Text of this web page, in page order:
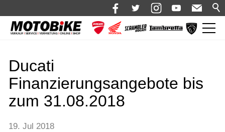
Aktuelles
Termine & Veranstaltungen
Shop 🛒
Bikes
Ducati
Finanzierungsangebote bis
zum 31.08.2018
19. Jul 2018